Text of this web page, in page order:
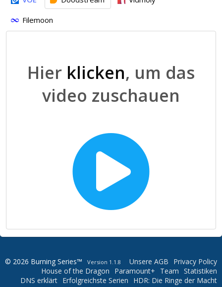
Filemoon
Hier klicken, um das
video zuschauen
© 2026 Burning Series™ Version 1.1.8 Privacy Policy
Unsere AGB
Statistiken
Team
Paramount+
House of the Dragon
HDR: Die Ringe der Macht
Erfolgreichste Serien
DNS erklärt